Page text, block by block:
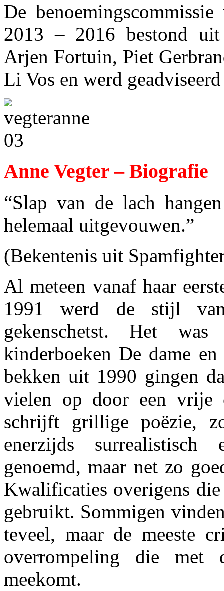
De
2013 – 2016 bestond
Arjen Fortuin, Piet
Li Vos en werd
Anne Vegter – Biografie
“Slap van de lach
helemaal uitgevouwen.”
(Bekentenis uit
Al meteen vanaf haar
1991 werd de stijl
gekenschetst. Het
kinderboeken De dame
bekken uit 1990 gingen
vielen op door een vrije
schrijft grillige poëzie,
enerzijds
genoemd, maar net zo
Kwalificaties overigens
gebruikt. Sommigen
teveel, maar de meeste
overrompeling die
meekomt.